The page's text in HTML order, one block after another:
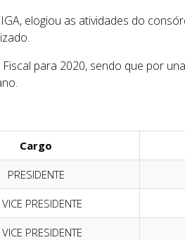
elogiou as atividades do
para 2020, sendo que por
Cargo
PRESIDENTE
PRESIDENTE
PRESIDENTE